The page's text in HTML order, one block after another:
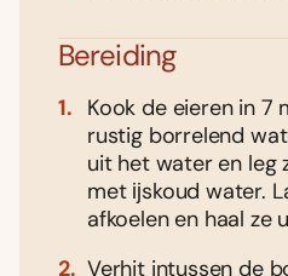
Bereiding
Kook de eieren in 7
rustig borrelend
uit het water en leg
met ĳskoud water.
afkoelen en haal ze
Verhit intussen de